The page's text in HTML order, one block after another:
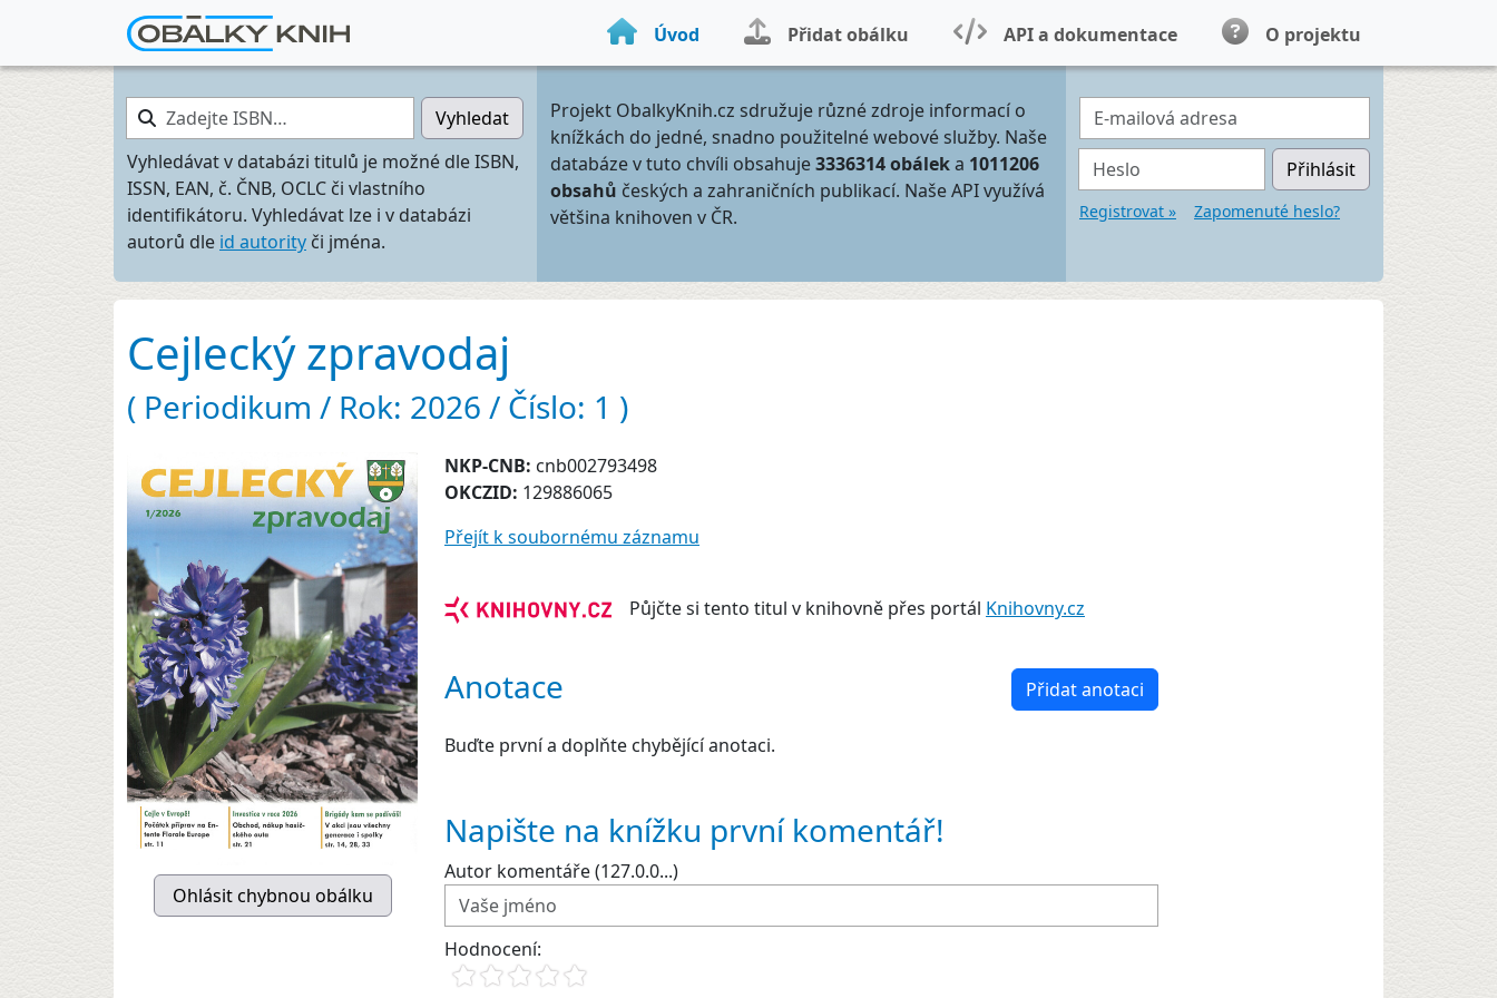
Úvod Přidat obálku API a dokumentace O projektu
Zadejte ISBN…
Vyhledat
Vyhledávat v databázi titulů je možné dle ISBN,
ISSN, EAN, č. ČNB, OCLC či vlastního
identifikátoru. Vyhledávat lze i v databázi
autorů dle id autority či jména.
Projekt ObalkyKnih.cz sdružuje různé zdroje informací o
knížkách do jedné, snadno použitelné webové služby. Naše
databáze v tuto chvíli obsahuje3336314 obáleka 1011206
obsahů českých a zahraničních publikací. Naše API využívá
většina knihoven v ČR.
E-mailová adresa
Heslo Přihlásit
Registrovat » Zapomenuté heslo?
Cejlecký zpravodaj
( Periodikum / Rok: 2026 / Číslo: 1 )
NKP-CNB: cnb002793498
OKCZID: 129886065
Přejít k soubornému záznamu
Půjčte si tento titul v knihovně přes portál Knihovny.cz
Anotace Přidat anotaci
Buďte první a doplňte chybějící anotaci.
Napište na knížku první komentář!
Autor komentáře (127.0.0...)
Hodnocení: